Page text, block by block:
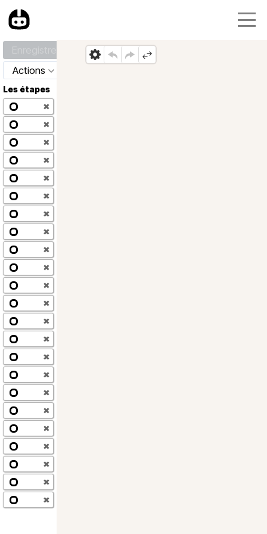
Actions
Les étapes
✖
✖
✖
✖
✖
✖
✖
✖
✖
✖
✖
✖
✖
✖
✖
✖
✖
✖
✖
✖
✖
✖
✖